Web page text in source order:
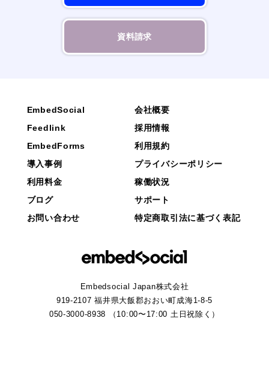
資料請求
Embedsocial Japan株式会社
919-2107 福井県大飯郡おおい町成海1-8-5
050-3000-8938 （10:00〜17:00 土日祝除く）
EmbedSocial
Feedlink
EmbedForms
導入事例
利用料金
ブログ
お問い合わせ
会社概要
採用情報
利用規約
プライバシーポリシー
稼働状況
サポート
特定商取引法に基づく表記